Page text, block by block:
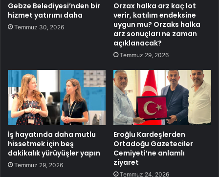
Gebze Belediyesi’nden bir
hizmet yatırımı daha
Temmuz 30, 2026
Orzax halka arz kaç lot
verir, katılım endeksine
uygun mu? Orzaks halka
arz sonuçları ne zaman
açıklanacak?
Temmuz 29, 2026
İş hayatında daha mutlu
hissetmek için beş
dakikalık yürüyüşler yapın
Temmuz 29, 2026
Eroğlu Kardeşlerden
Ortadoğu Gazeteciler
Cemiyeti’ne anlamlı
ziyaret
Temmuz 24, 2026